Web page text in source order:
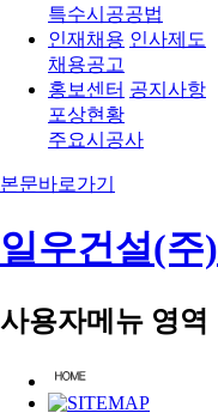
특수시공공법
인재채용 인사제도
채용공고
홍보센터 공지사항
포상현황
주요시공사
본문바로가기
일우건설(주)
사용자메뉴 영역